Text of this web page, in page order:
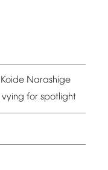
Koide Narashige
vying for spotlight